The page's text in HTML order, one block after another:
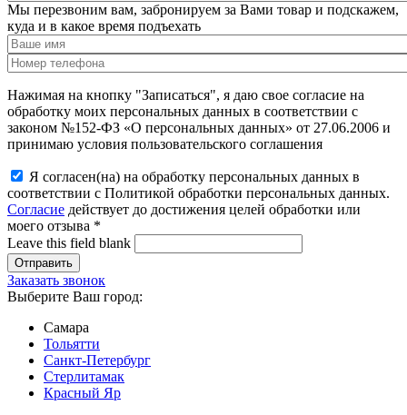
Мы перезвоним вам, забронируем за Вами товар и подскажем,
куда и в какое время подъехать
Нажимая на кнопку "Записаться", я даю свое согласие на
обработку моих персональных данных в соответствии с
законом №152-ФЗ «О персональных данных» от 27.06.2006 и
принимаю условия пользовательского соглашения
Я согласен(на) на обработку персональных данных в
соответствии с Политикой обработки персональных данных.
Согласие действует до достижения целей обработки или
моего отзыва *
Leave this field blank
Заказать звонок
Выберите Ваш город:
Самара
Тольятти
Санкт-Петербург
Стерлитамак
Красный Яр